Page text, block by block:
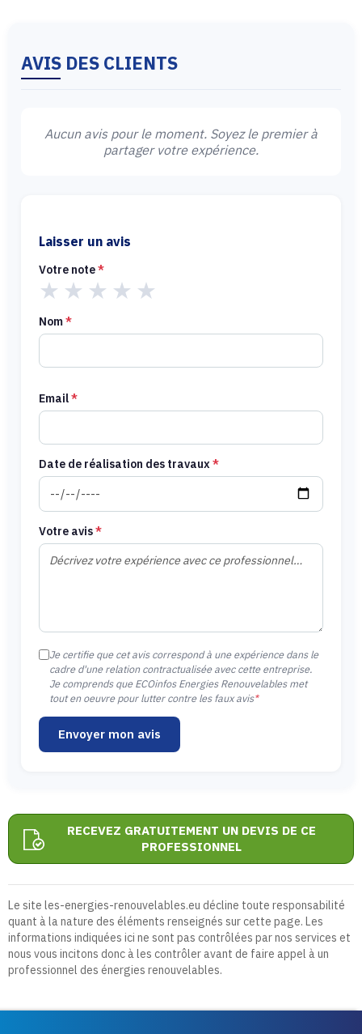
AVIS DES CLIENTS
Aucun avis pour le moment. Soyez le premier à
partager votre expérience.
Laisser un avis
Votre note*
★ ★ ★ ★ ★
Nom*
Email*
Date de réalisation des travaux *
Votre avis*
Je certifie que cet avis correspond à une expérience dans le
cadre d'une relation contractualisée avec cette entreprise.
Je comprends que ECOinfos Energies Renouvelables met
tout en oeuvre pour lutter contre les faux avis*
Envoyer mon avis
RECEVEZ GRATUITEMENT UN DEVIS DE CE
PROFESSIONNEL
Le site les-energies-renouvelables.eu décline toute responsabilité
quant à la nature des éléments renseignés sur cette page. Les
informations indiquées ici ne sont pas contrôlées par nos services et
nous vous incitons donc à les contrôler avant de faire appel à un
professionnel des énergies renouvelables.